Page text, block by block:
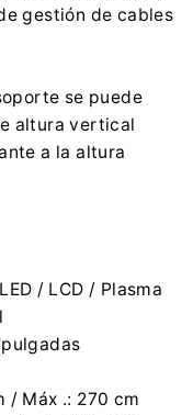
gestión de cables
se puede
altura vertical
a la altura
/ LCD / Plasma
/ Máx .: 270 cm